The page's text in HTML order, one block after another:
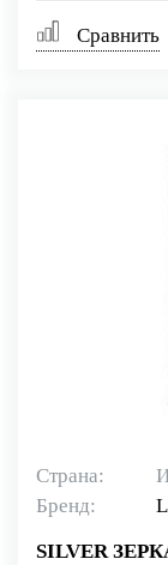
Сравнить
Страна:
Бренд:
SILVER